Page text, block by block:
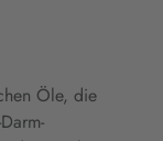
Öle, die